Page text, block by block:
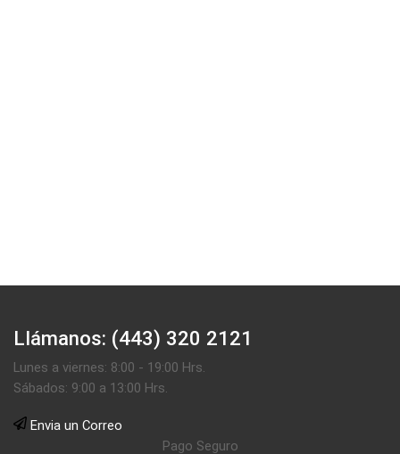
Llámanos: (443) 320 2121
Lunes a viernes: 8:00 - 19:00 Hrs.
Sábados: 9:00 a 13:00 Hrs.
Envia un Correo
Pago Seguro